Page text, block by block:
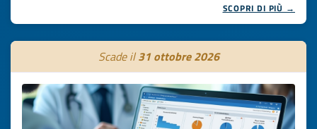
SCOPRI DI PIÙ →
Scade il31 ottobre 2026